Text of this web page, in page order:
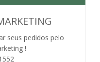
seus pedidos pelo
!